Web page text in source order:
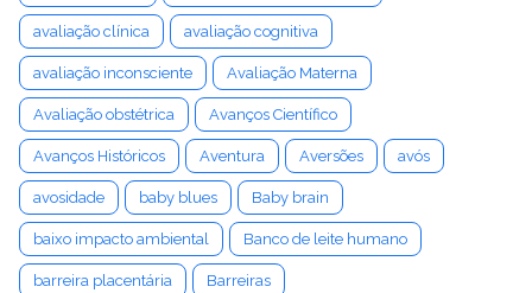
avaliação clínica avaliação cognitiva
avaliação inconsciente Avaliação Materna
Avaliação obstétrica Avanços Científico
Avanços Históricos Aventura Aversões avós
avosidade baby blues Baby brain
baixo impacto ambiental Banco de leite humano
barreira placentária Barreiras